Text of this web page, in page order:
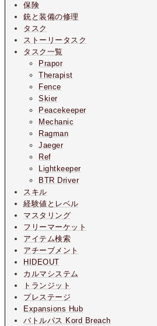
保険
銃と装備の修理
タスク
ストーリータスク
タスク一覧
Prapor
Therapist
Fence
Skier
Peacekeeper
Mechanic
Ragman
Jaeger
Ref
Lightkeeper
BTR Driver
スキル
経験値とレベル
マスタリング
フリーマーケット
アイテム検索
アチーブメント
HIDEOUT
カルマシステム
トランジット
プレステージ
Expansions Hub
バトルパス Kord Breach